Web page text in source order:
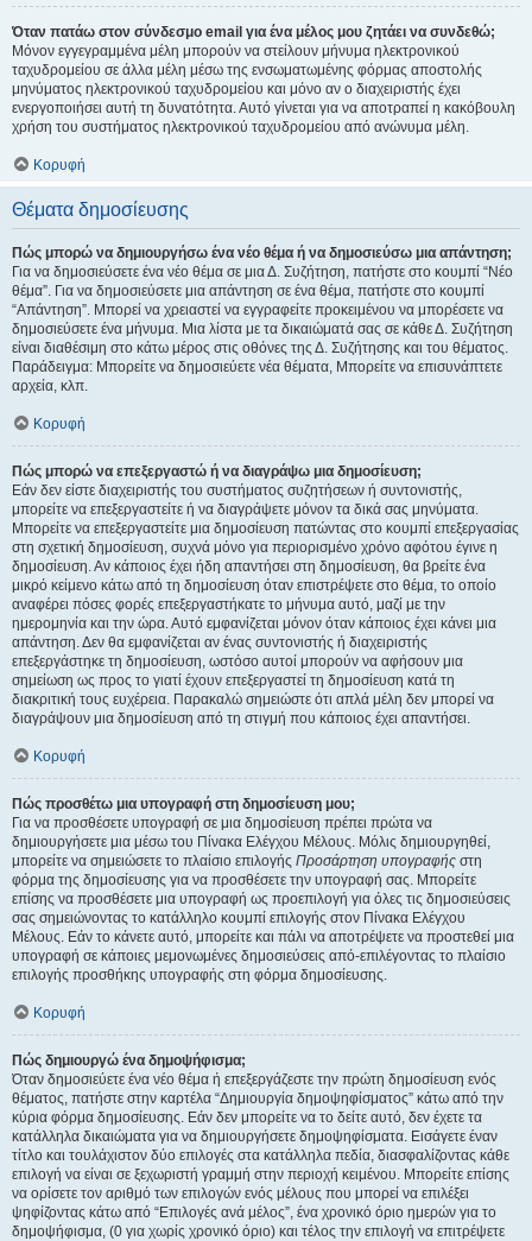
Όταν πατάω στον σύνδεσμο email για ένα μέλος μου ζητάει να συνδεθώ;
Μόνον εγγεγραμμένα μέλη μπορούν να στείλουν μήνυμα ηλεκτρονικού
ταχυδρομείου σε άλλα μέλη μέσω της ενσωματωμένης φόρμας αποστολής
μηνύματος ηλεκτρονικού ταχυδρομείου και μόνο αν ο διαχειριστής έχει
ενεργοποιήσει αυτή τη δυνατότητα. Αυτό γίνεται για να αποτραπεί η κακόβουλη
χρήση του συστήματος ηλεκτρονικού ταχυδρομείου από ανώνυμα μέλη.
Κορυφή
Θέματα δημοσίευσης
Πώς μπορώ να δημιουργήσω ένα νέο θέμα ή να δημοσιεύσω μια απάντηση;
Για να δημοσιεύσετε ένα νέο θέμα σε μια Δ. Συζήτηση, πατήστε στο κουμπί “Νέο
θέμα”. Για να δημοσιεύσετε μια απάντηση σε ένα θέμα, πατήστε στο κουμπί
“Απάντηση”. Μπορεί να χρειαστεί να εγγραφείτε προκειμένου να μπορέσετε να
δημοσιεύσετε ένα μήνυμα. Μια λίστα με τα δικαιώματά σας σε κάθε Δ. Συζήτηση
είναι διαθέσιμη στο κάτω μέρος στις οθόνες της Δ. Συζήτησης και του θέματος.
Παράδειγμα: Μπορείτε να δημοσιεύετε νέα θέματα, Μπορείτε να επισυνάπτετε
αρχεία, κλπ.
Κορυφή
Πώς μπορώ να επεξεργαστώ ή να διαγράψω μια δημοσίευση;
Εάν δεν είστε διαχειριστής του συστήματος συζητήσεων ή συντονιστής,
μπορείτε να επεξεργαστείτε ή να διαγράψετε μόνον τα δικά σας μηνύματα.
Μπορείτε να επεξεργαστείτε μια δημοσίευση πατώντας στο κουμπί επεξεργασίας
στη σχετική δημοσίευση, συχνά μόνο για περιορισμένο χρόνο αφότου έγινε η
δημοσίευση. Αν κάποιος έχει ήδη απαντήσει στη δημοσίευση, θα βρείτε ένα
μικρό κείμενο κάτω από τη δημοσίευση όταν επιστρέψετε στο θέμα, το οποίο
αναφέρει πόσες φορές επεξεργαστήκατε το μήνυμα αυτό, μαζί με την
ημερομηνία και την ώρα. Αυτό εμφανίζεται μόνον όταν κάποιος έχει κάνει μια
απάντηση. Δεν θα εμφανίζεται αν ένας συντονιστής ή διαχειριστής
επεξεργάστηκε τη δημοσίευση, ωστόσο αυτοί μπορούν να αφήσουν μια
σημείωση ως προς το γιατί έχουν επεξεργαστεί τη δημοσίευση κατά τη
διακριτική τους ευχέρεια. Παρακαλώ σημειώστε ότι απλά μέλη δεν μπορεί να
διαγράψουν μια δημοσίευση από τη στιγμή που κάποιος έχει απαντήσει.
Κορυφή
Πώς προσθέτω μια υπογραφή στη δημοσίευση μου;
Για να προσθέσετε υπογραφή σε μια δημοσίευση πρέπει πρώτα να
δημιουργήσετε μια μέσω του Πίνακα Ελέγχου Μέλους. Μόλις δημιουργηθεί,
μπορείτε να σημειώσετε το πλαίσιο επιλογής Προσάρτηση υπογραφής στη
φόρμα της δημοσίευσης για να προσθέσετε την υπογραφή σας. Μπορείτε
επίσης να προσθέσετε μια υπογραφή ως προεπιλογή για όλες τις δημοσιεύσεις
σας σημειώνοντας το κατάλληλο κουμπί επιλογής στον Πίνακα Ελέγχου
Μέλους. Εάν το κάνετε αυτό, μπορείτε και πάλι να αποτρέψετε να προστεθεί μια
υπογραφή σε κάποιες μεμονωμένες δημοσιεύσεις από-επιλέγοντας το πλαίσιο
επιλογής προσθήκης υπογραφής στη φόρμα δημοσίευσης.
Κορυφή
Πώς δημιουργώ ένα δημοψήφισμα;
Όταν δημοσιεύετε ένα νέο θέμα ή επεξεργάζεστε την πρώτη δημοσίευση ενός
θέματος, πατήστε στην καρτέλα “Δημιουργία δημοψηφίσματος” κάτω από την
κύρια φόρμα δημοσίευσης. Εάν δεν μπορείτε να το δείτε αυτό, δεν έχετε τα
κατάλληλα δικαιώματα για να δημιουργήσετε δημοψηφίσματα. Εισάγετε έναν
τίτλο και τουλάχιστον δύο επιλογές στα κατάλληλα πεδία, διασφαλίζοντας κάθε
επιλογή να είναι σε ξεχωριστή γραμμή στην περιοχή κειμένου. Μπορείτε επίσης
να ορίσετε τον αριθμό των επιλογών ενός μέλους που μπορεί να επιλέξει
ψηφίζοντας κάτω από “Επιλογές ανά μέλος”, ένα χρονικό όριο ημερών για το
δημοψήφισμα, (0 για χωρίς χρονικό όριο) και τέλος την επιλογή να επιτρέψετε